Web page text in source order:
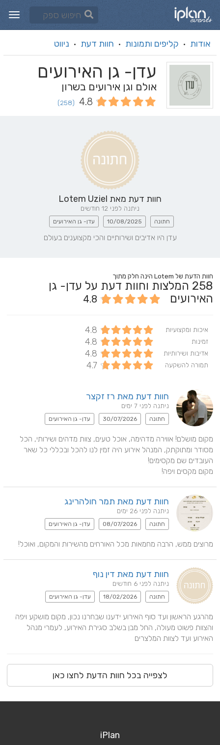
אודות · קליפים ותמונות · חוות דעת · ניווט
עדן- גן האירועים
אולם וגן אירועים בשרון
4.8
(258)
חוות דעת מאת Lotem Uziel
ניתנה לפני 12 חודשים
חתונה 10/08/2025 עדן- גן האירועים
עדן היו אדיבים ושירותיים והכי מקצוענים בעולם
חוות הדעת של Lotem הינה חלק מתוך
258 המלצות וחוות דעת על עדן- גן
האירועים
4.8
איכות ומקצועיות 4.8
זמינות 4.8
אדיבות ושירותיות 4.8
תמורה להשקעה 4.7
חוות דעת מאת רז זקצר
ניתנה לפני 7 ימים
חתונה 30/07/2026 עדן- גן האירועים
מקום מקסים ויפה!
חוות דעת מאת תמר חולהרינג
ניתנה לפני 26 ימים
חתונה 08/07/2026 עדן- גן האירועים
מרוצים ממש, הרבה מחמאות מכל האורחים מהשירות והמקום, ואוכל!
חוות דעת מאת דין נוף
ניתנה לפני 6 חודשים
חתונה 18/02/2026 עדן- גן האירועים
האירוע ועד לצוות המלצרים
לצפייה בכל חוות הדעת לחצו כאן
iPlan